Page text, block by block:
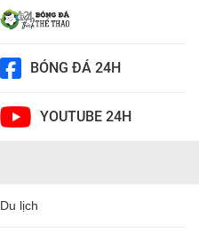
BÓNG ĐÁ 24H
YOUTUBE 24H
Du lịch